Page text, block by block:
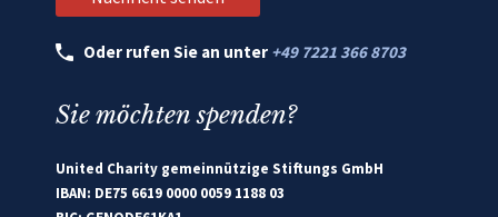
Oder rufen Sie an unter +49 7221 366 8703
Sie möchten spenden?
United Charity gemeinnützige Stiftungs GmbH
IBAN: DE75 6619 0000 0059 1188 03